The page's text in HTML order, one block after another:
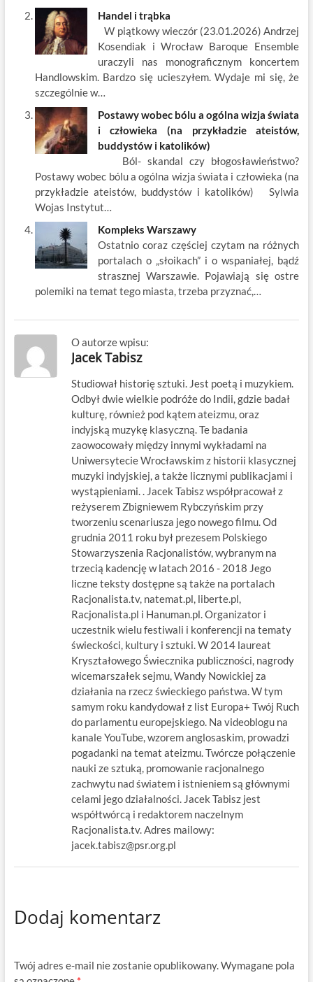
Handel i trąbka
W piątkowy wieczór (23.01.2026) Andrzej
Kosendiak i Wrocław Baroque Ensemble
uraczyli nas monograficznym koncertem
Handlowskim. Bardzo się ucieszyłem. Wydaje mi się, że
szczególnie w…
Postawy wobec bólu a ogólna wizja świata
i człowieka (na przykładzie ateistów,
buddystów i katolików)
Ból- skandal czy błogosławieństwo?
Postawy wobec bólu a ogólna wizja świata i człowieka (na
przykładzie ateistów, buddystów i katolików) Sylwia
Wojas Instytut…
Kompleks Warszawy
Ostatnio coraz częściej czytam na różnych
portalach o „słoikach” i o wspaniałej, bądź
strasznej Warszawie. Pojawiają się ostre
polemiki na temat tego miasta, trzeba przyznać,…
O autorze wpisu:
Jacek Tabisz
Studiował historię sztuki. Jest poetą i muzykiem.
Odbył dwie wielkie podróże do Indii, gdzie badał
kulturę, również pod kątem ateizmu, oraz
indyjską muzykę klasyczną. Te badania
zaowocowały między innymi wykładami na
Uniwersytecie Wrocławskim z historii klasycznej
muzyki indyjskiej, a także licznymi publikacjami i
wystąpieniami. . Jacek Tabisz współpracował z
reżyserem Zbigniewem Rybczyńskim przy
tworzeniu scenariusza jego nowego filmu. Od
grudnia 2011 roku był prezesem Polskiego
Stowarzyszenia Racjonalistów, wybranym na
trzecią kadencję w latach 2016 - 2018 Jego
liczne teksty dostępne są także na portalach
Racjonalista.tv, natemat.pl, liberte.pl,
Racjonalista.pl i Hanuman.pl. Organizator i
uczestnik wielu festiwali i konferencji na tematy
świeckości, kultury i sztuki. W 2014 laureat
Kryształowego Świecznika publiczności, nagrody
wicemarszałek sejmu, Wandy Nowickiej za
działania na rzecz świeckiego państwa. W tym
samym roku kandydował z list Europa+ Twój Ruch
do parlamentu europejskiego. Na videoblogu na
kanale YouTube, wzorem anglosaskim, prowadzi
pogadanki na temat ateizmu. Twórcze połączenie
nauki ze sztuką, promowanie racjonalnego
zachwytu nad światem i istnieniem są głównymi
celami jego działalności. Jacek Tabisz jest
współtwórcą i redaktorem naczelnym
Racjonalista.tv. Adres mailowy:
jacek.tabisz@psr.org.pl
Dodaj komentarz
Twój adres e-mail nie zostanie opublikowany.Wymagane pola